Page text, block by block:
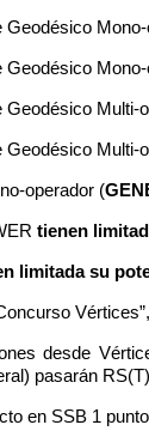
Geodésico
Geodésico
Geodésico Multi-
Geodésico Multi-
operador (
tienen
limitada su
desde
pasarán
en SSB 1